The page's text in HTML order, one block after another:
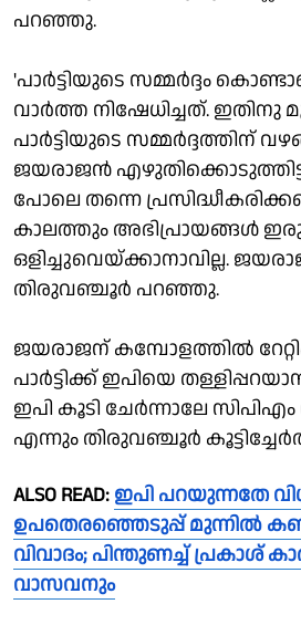
പറഞ്ഞു.
'പാര്‍ട്ടിയുടെ സമ്മര്‍ദ്ദം
വാര്‍ത്ത നിഷേധിച്ചത്.
പാര്‍ട്ടിയുടെ സമ്മര്‍ദ്ദത്തിന്
ജയരാജന്‍
പോലെ തന്നെ
കാലത്തും അഭിപ്രായങ്ങള്‍
ഒളിച്ചുവെയ്ക്കാനാവില്ല.
തിരുവഞ്ചൂര്‍ പറഞ്ഞു.
ജയരാജന് കമ്പോളത്തില്‍
പാര്‍ട്ടിക്ക് ഇപിയെ
ഇപി കൂടി ചേര്‍ന്നാലേ
എന്നും തിരുവഞ്ചൂര്‍
ALSO READ: ഇപി പറയുന്നതേ
ഉപതെരഞ്ഞെടുപ്പ് മുന്നില്‍
വിവാദം; പിന്തുണച്ച് പ്രകാശ്
വാസവനും